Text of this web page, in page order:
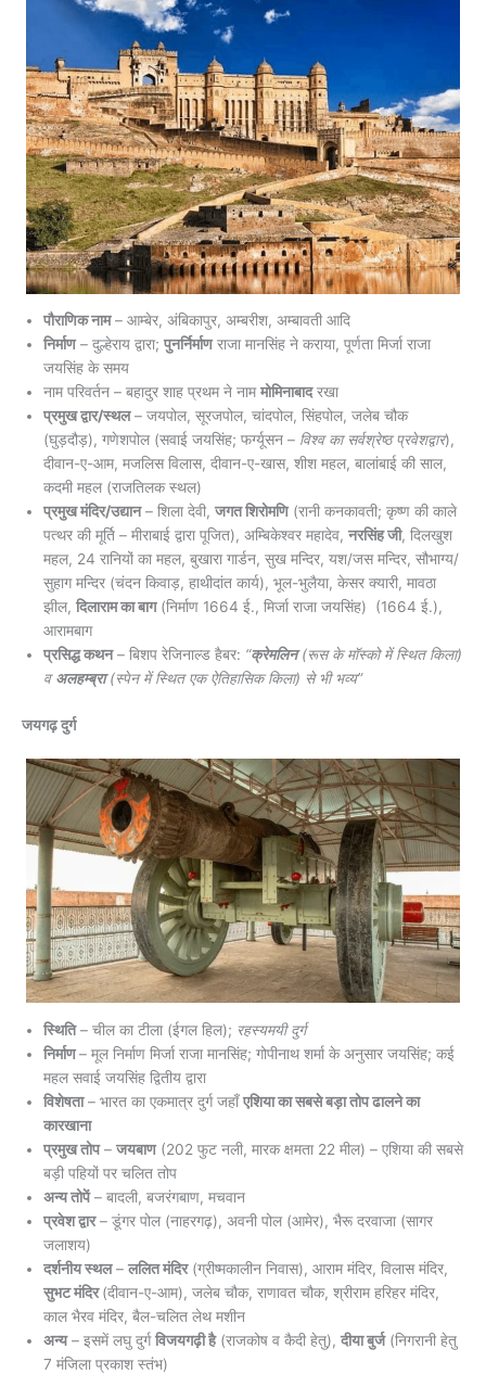
पौराणिक नाम– आम्बेर, अंबिकापुर, अम्बरीश, अम्बावती आदि
निर्माण– दुल्हेराय द्वारा; पुनर्निर्माणराजा मानसिंह ने कराया, पूर्णता मिर्जा राजा
जयसिंह के समय
नाम परिवर्तन – बहादुर शाह प्रथम ने नाममोमिनाबादरखा
प्रमुख द्वार/स्थल– जयपोल, सूरजपोल, चांदपोल, सिंहपोल, जलेब चौक
(घुड़दौड़), गणेशपोल (सवाई जयसिंह; फर्ग्यूसन – विश्व का सर्वश्रेष्ठ प्रवेशद्वार),
दीवान-ए-आम, मजलिस विलास, दीवान-ए-खास, शीश महल, बालांबाई की साल,
कदमी महल (राजतिलक स्थल)
प्रमुख मंदिर/उद्यान– शिला देवी, जगत शिरोमणि(रानी कनकावती; कृष्ण की काले
पत्थर की मूर्ति – मीराबाई द्वारा पूजित), अम्बिकेश्वर महादेव, नरसिंह जी, दिलखुश
महल, 24 रानियों का महल, बुखारा गार्डन, सुख मन्दिर, यश/जस मन्दिर, सौभाग्य/
सुहाग मन्दिर (चंदन किवाड़, हाथीदांत कार्य), भूल-भुलैया, केसर क्यारी, मावठा
झील, दिलाराम का बाग(निर्माण 1664 ई., मिर्जा राजा जयसिंह) (1664 ई.),
आरामबाग
प्रसिद्ध कथन– बिशप रेजिनाल्ड हैबर: “क्रेमलिन(रूस के मॉस्को में स्थित किला)
वअलहम्ब्रा(स्पेन में स्थित एक ऐतिहासिक किला) से भी भव्य”
जयगढ़ दुर्ग
स्थिति– चील का टीला (ईगल हिल); रहस्यमयी दुर्ग
निर्माण– मूल निर्माण मिर्जा राजा मानसिंह; गोपीनाथ शर्मा के अनुसार जयसिंह; कई
महल सवाई जयसिंह द्वितीय द्वारा
विशेषता– भारत का एकमात्र दुर्ग जहाँएशिया का सबसे बड़ा तोप ढालने का
कारखाना
प्रमुख तोप– जयबाण(202 फुट नली, मारक क्षमता 22 मील) – एशिया की सबसे
बड़ी पहियों पर चलित तोप
अन्य तोपें– बादली, बजरंगबाण, मचवान
प्रवेश द्वार– डूंगर पोल (नाहरगढ़), अवनी पोल (आमेर), भैरू दरवाजा (सागर
जलाशय)
दर्शनीय स्थल– ललित मंदिर(ग्रीष्मकालीन निवास), आराम मंदिर, विलास मंदिर,
सुभट मंदिर(दीवान-ए-आम), जलेब चौक, राणावत चौक, श्रीराम हरिहर मंदिर,
काल भैरव मंदिर, बैल-चलित लेथ मशीन
अन्य– इसमें लघु दुर्गविजयगढ़ी है(राजकोष व कैदी हेतु), दीया बुर्ज(निगरानी हेतु
7 मंजिला प्रकाश स्तंभ)